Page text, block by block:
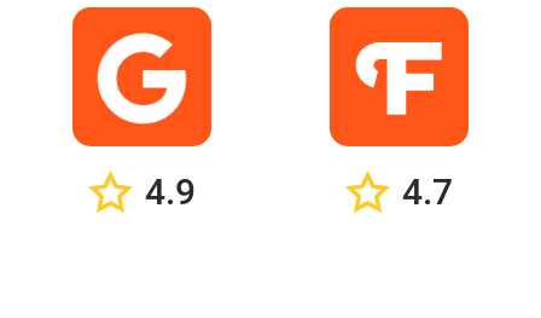
4.9 4.7